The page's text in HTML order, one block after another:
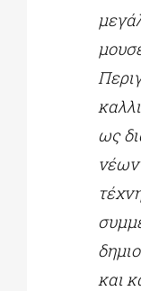
ως
νέων
και